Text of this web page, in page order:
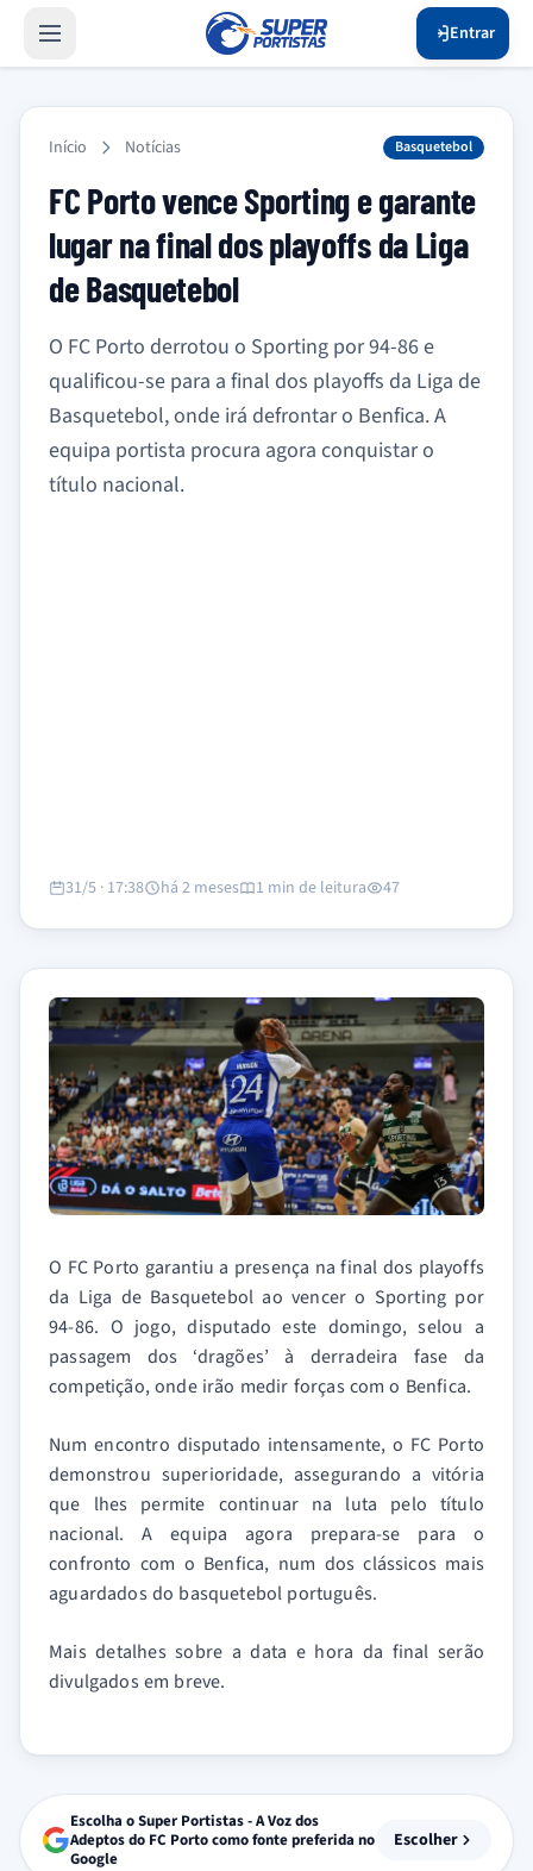
Entrar
Início Notícias Basquetebol
FC Porto vence Sporting e garante
lugar na final dos playoffs da Liga
de Basquetebol
O FC Porto derrotou o Sporting por 94-86 e
qualificou-se para a final dos playoffs da Liga de
Basquetebol, onde irá defrontar o Benfica. A
equipa portista procura agora conquistar o
título nacional.
31/5 · 17:38 há 2 meses 1 min de leitura 47
O FC Porto garantiu a presença na final dos playoffs
da Liga de Basquetebol ao vencer o Sporting por
94-86. O jogo, disputado este domingo, selou a
passagem dos ‘dragões’ à derradeira fase da
competição, onde irão medir forças com o Benfica.
Num encontro disputado intensamente, o FC Porto
demonstrou superioridade, assegurando a vitória
que lhes permite continuar na luta pelo título
nacional. A equipa agora prepara-se para o
confronto com o Benfica, num dos clássicos mais
aguardados do basquetebol português.
Mais detalhes sobre a data e hora da final serão
divulgados em breve.
Escolha o Super Portistas - A Voz dos
Adeptos do FC Porto como fonte preferida no
Google
Escolher